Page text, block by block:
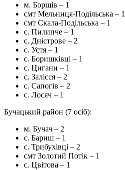
м. Борщів – 1
смт Мельниця-Подільська – 1
смт Скала-Подільська – 1
с. Пилипче – 1
с. Дністрове – 2
с. Устя – 1
с. Боришківці – 1
с. Цигани – 1
с. Залісся – 2
с. Сапогів – 2
с. Лосяч – 1
Бучацький район (7 осіб):
м. Бучач – 2
с. Бариш – 1
с. Трибухівці – 2
смт Золотий Потік – 1
с. Цвітова – 1